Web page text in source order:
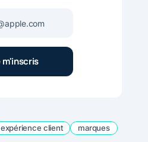
expérience client marques